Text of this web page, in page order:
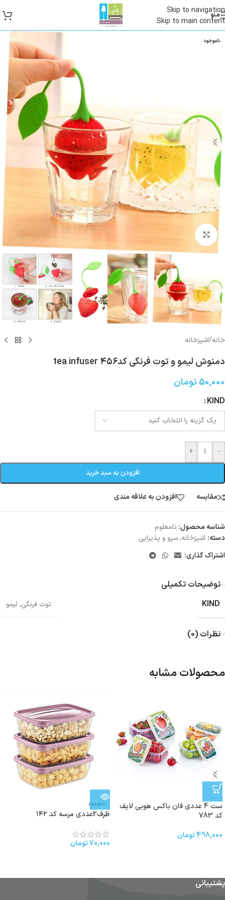
Skip to navigation
Skip to main content
منو
ناموجود
بزرگنمایی تصویر
خانه/اشپزخانه
دمنوش لیمو و توت فرنگی کد۴۵۶ tea infuser
50,000 تومان
KIND
-
+
افزودن به سبد خرید
مقایسه افزودن به علاقه مندی
شناسه محصول: نامعلوم
دسته: اشپزخانه,سرو و پذیرایی
اشتراک گذاری:
توضیحات تکمیلی
KIND
توت فرنگی, لیمو
نظرات (0)
محصولات مشابه
ست 4 عددی فان باکس هوبی لایف
کد 783
498,000تومان
ناموجود
ظرف2عددی مرسه کد ۱۴۲
70,000تومان
پشتیبانی